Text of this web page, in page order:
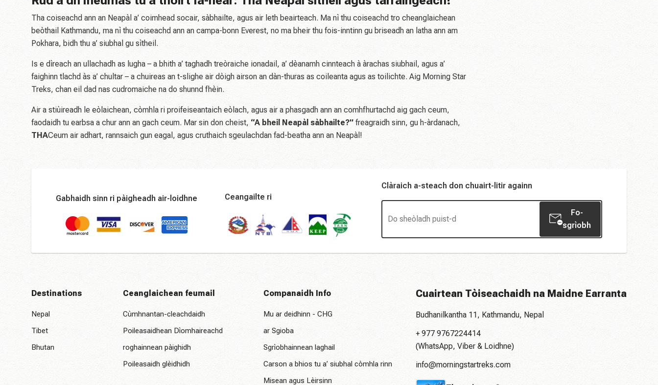
Tha coiseachd ann an Neapàl a’ coimhead socair, sàbhailte, agus air leth beairteach. Ma nì thu coiseachd tro cheanglaichean
beòthail Kathmandu, ma nì thu coiseachd ann an campa-bonn Everest, no ma bheir thu fois-inntinn gu briseadh an latha ann am
Pokhara, bidh thu a’ siubhal gu sìtheil.
Is e dìreach an ullachadh as lugha – a bhith a’ taghadh treòraiche ionadail, a’ dèanamh cinnteach à àrachas siubhail, agus a’
faighinn tlachd às a’ chultar – a chuireas an t-slighe air dòigh airson an dàn-thuras as coileanta agus as toilichte. Aig Morning Star
Treks, chan eil dad nas cudromaiche na do shunnd fhèin.
Air a stiùireadh le eòlaichean, còmhla ri proifeiseantaich eòlach, agus air a phasgadh ann an comhfhurtachd aig gach ceum,
faodaidh tu earbsa a chur ann an gach ceum. Mar sin don cheist, “A bheil Neapàl sàbhailte?” freagraidh sinn, gu h-àrdanach,
THACeum air adhart, rannsaich gun eagal, agus cruthaich sgeulachdan fad-beatha ann an Neapàl!
Gabhaidh sinn ri pàigheadh ​​air-loidhne Ceangailte ri
Clàraich a-steach don chuairt-litir againn
Fo-
sgrìobh
Destinations
Nepal
Tibet
Bhutan
Ceanglaichean feumail
Cùmhnantan-cleachdaidh
Poileasaidhean Dìomhaireachd
roghainnean pàighidh
Poileasaidh glèidhidh
Companaidh Info
Mu ar deidhinn - CHG
ar Sgioba
Sgrìobhainnean laghail
Carson a bhios tu a’ siubhal còmhla rinn
Misean agus Lèirsinn
Cuairtean Tòiseachaidh na Maidne Earranta
Budhanilkantha 11, Kathmandu, Nepal
+ 977 9767224414
(WhatsApp, Viber & Loidhne)
info@morningstartreks.com